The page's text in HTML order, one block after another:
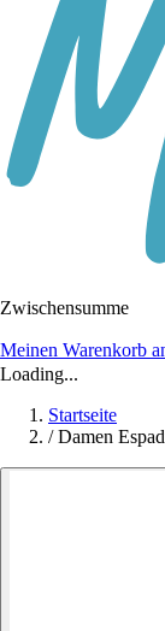
Zwischensumme
Meinen Warenkorb
Loading...
Startseite
/ Damen